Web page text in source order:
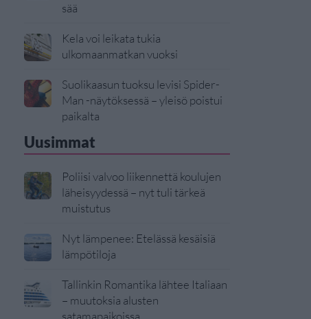
sää
Kela voi leikata tukia
ulkomaanmatkan vuoksi
Suolikaasun tuoksu levisi Spider-
Man -näytöksessä – yleisö poistui
paikalta
Uusimmat
Poliisi valvoo liikennettä koulujen
läheisyydessä – nyt tuli tärkeä
muistutus
Nyt lämpenee: Etelässä kesäisiä
lämpötiloja
Tallinkin Romantika lähtee Italiaan
– muutoksia alusten
satamapaikoissa